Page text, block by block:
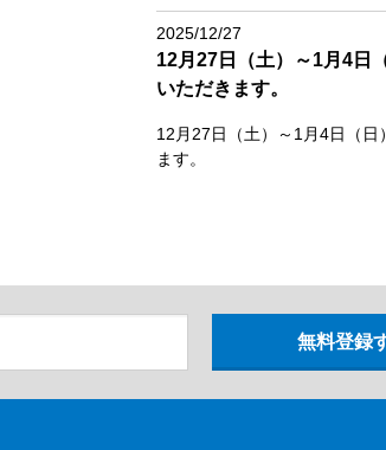
2025/12/27
12月27日（土）～1月4日
いただきます。
12月27日（土）～1月4日（日
ます。